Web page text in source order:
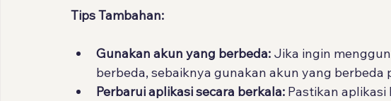
Tips Tambahan:
Gunakan akun yang berbeda: Jika ingin
berbeda, sebaiknya gunakan akun yang berbeda
Perbarui aplikasi secara berkala: Pastikan